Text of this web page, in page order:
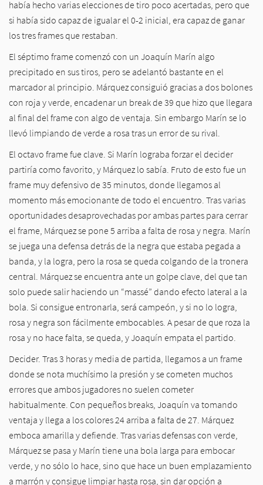
había hecho varias elecciones de tiro poco acertadas, pero que
si había sido capaz de igualar el 0-2 inicial, era capaz de ganar
los tres frames que restaban.
El séptimo frame comenzó con un Joaquín Marín algo
precipitado en sus tiros, pero se adelantó bastante en el
marcador al principio. Márquez consiguió gracias a dos bolones
con roja y verde, encadenar un break de 39 que hizo que llegara
al final del frame con algo de ventaja. Sin embargo Marín se lo
llevó limpiando de verde a rosa tras un error de su rival.
El octavo frame fue clave. Si Marín lograba forzar el decider
partiría como favorito, y Márquez lo sabía. Fruto de esto fue un
frame muy defensivo de 35 minutos, donde llegamos al
momento más emocionante de todo el encuentro. Tras varias
oportunidades desaprovechadas por ambas partes para cerrar
el frame, Márquez se pone 5 arriba a falta de rosa y negra. Marín
se juega una defensa detrás de la negra que estaba pegada a
banda, y la logra, pero la rosa se queda colgando de la tronera
central. Márquez se encuentra ante un golpe clave, del que tan
solo puede salir haciendo un “massé” dando efecto lateral a la
bola. Si consigue entronarla, será campeón, y si no lo logra,
rosa y negra son fácilmente embocables. A pesar de que roza la
rosa y no hace falta, se queda, y Joaquín empata el partido.
Decider. Tras 3 horas y media de partida, llegamos a un frame
donde se nota muchísimo la presión y se cometen muchos
errores que ambos jugadores no suelen cometer
habitualmente. Con pequeños breaks, Joaquín va tomando
ventaja y llega a los colores 24 arriba a falta de 27. Márquez
emboca amarilla y defiende. Tras varias defensas con verde,
Márquez se pasa y Marín tiene una bola larga para embocar
verde, y no sólo lo hace, sino que hace un buen emplazamiento
a marrón y consigue limpiar hasta rosa, sin dar opción a